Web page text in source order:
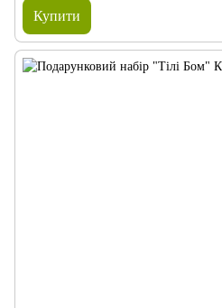
Купити